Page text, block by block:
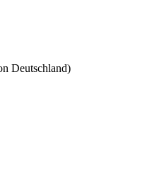
Deutschland)